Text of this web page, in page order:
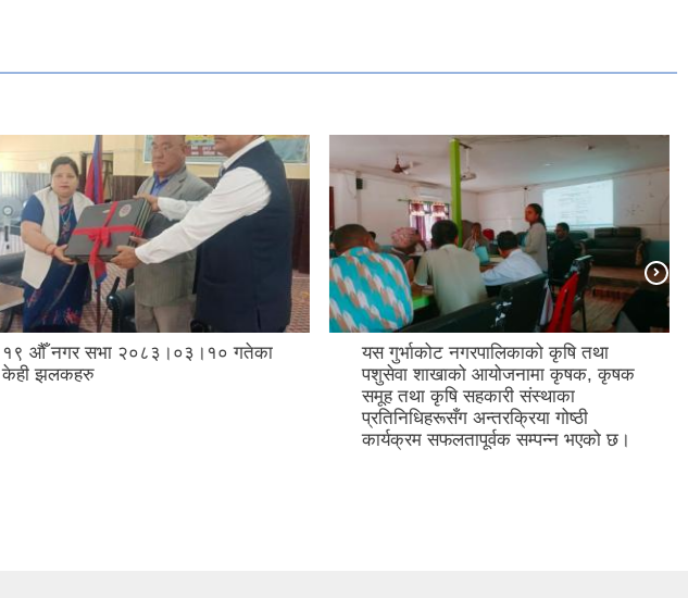
१९ ‍औँ नगर सभा २०८३।०३।१० गतेका
केही झलकहरु
यस गुर्भाकोट नगरपालिकाको कृषि तथा
पशुसेवा शाखाको आयोजनामा कृषक, कृषक
समूह तथा कृषि सहकारी संस्थाका
प्रतिनिधिहरूसँग अन्तरक्रिया गोष्ठी
कार्यक्रम सफलतापूर्वक सम्पन्न भएको छ।